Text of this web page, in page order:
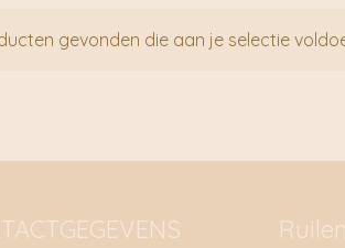
gevonden die aan je selectie